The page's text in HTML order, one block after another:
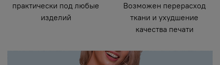
практически под любые
изделий
Возможен перерасход
ткани и ухудшение
качества печати